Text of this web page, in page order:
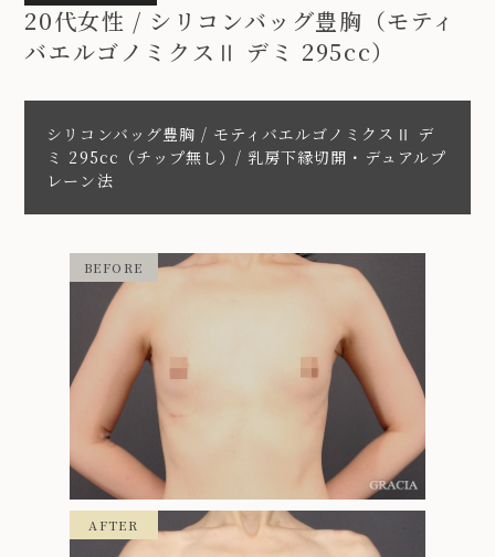
20代女性 / シリコンバッグ豊胸（モティ
バエルゴノミクスⅡ デミ 295cc）
シリコンバッグ豊胸 / モティバエルゴノミクスⅡ デ
ミ 295cc（チップ無し）/ 乳房下縁切開・デュアルプ
レーン法
BEFORE
AFTER